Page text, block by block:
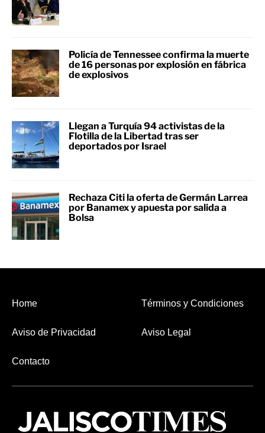
Policía de Tennessee confirma la muerte
de 16 personas por explosión en fábrica
de explosivos
Llegan a Turquía 94 activistas de la
Flotilla de la Libertad tras ser
deportados por Israel
Rechaza Citi la oferta de Germán Larrea
por Banamex y apuesta por salida a
Bolsa
Home Términos y Condiciones
Aviso de Privacidad Aviso Legal
Contacto